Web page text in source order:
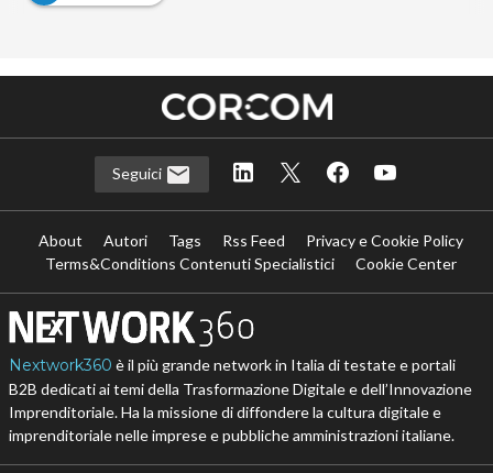
Seguici
About Autori Tags Rss Feed
Privacy e Cookie Policy
Terms&Conditions Contenuti Specialistici
Cookie Center
Nextwork360 è il più grande network in Italia di testate e portali
B2B dedicati ai temi della Trasformazione Digitale e dell’Innovazione
Imprenditoriale. Ha la missione di diffondere la cultura digitale e
imprenditoriale nelle imprese e pubbliche amministrazioni italiane.